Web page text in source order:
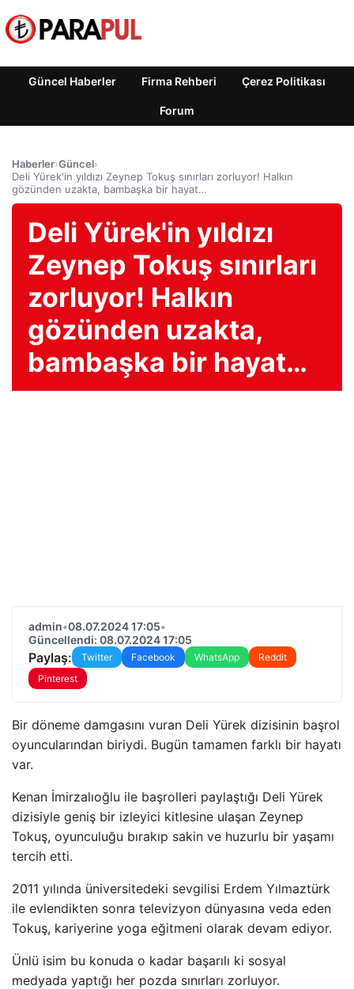
Güncel Haberler Firma Rehberi Çerez Politikası
Forum
Haberler›Güncel›
Deli Yürek'in yıldızı Zeynep Tokuş sınırları zorluyor! Halkın
gözünden uzakta, bambaşka bir hayat…
Deli Yürek'in yıldızı
Zeynep Tokuş sınırları
zorluyor! Halkın
gözünden uzakta,
bambaşka bir hayat…
admin•08.07.2024 17:05•
Güncellendi: 08.07.2024 17:05
Paylaş: Twitter Facebook WhatsApp
Reddit
Pinterest
Bir döneme damgasını vuran Deli Yürek dizisinin başrol
oyuncularından biriydi. Bugün tamamen farklı bir hayatı
var.
Kenan İmirzalıoğlu ile başrolleri paylaştığı Deli Yürek
dizisiyle geniş bir izleyici kitlesine ulaşan Zeynep
Tokuş, oyunculuğu bırakıp sakin ve huzurlu bir yaşamı
tercih etti.
2011 yılında üniversitedeki sevgilisi Erdem Yılmaztürk
ile evlendikten sonra televizyon dünyasına veda eden
Tokuş, kariyerine yoga eğitmeni olarak devam ediyor.
Ünlü isim bu konuda o kadar başarılı ki sosyal
medyada yaptığı her pozda sınırları zorluyor.